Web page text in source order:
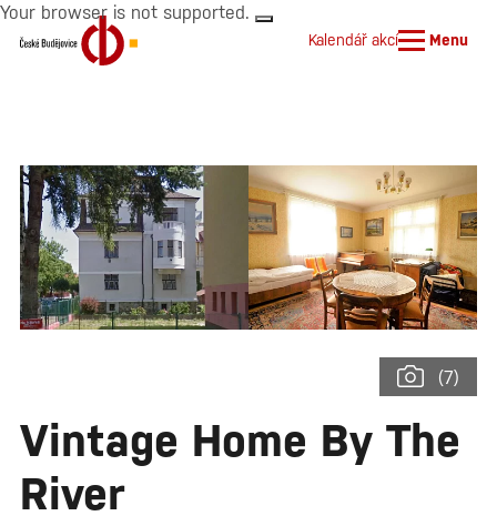
Your browser is not supported.
Kalendář akcí Menu
(7)
Vintage Home By The
River